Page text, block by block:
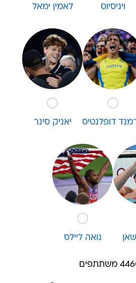
ויניסיוס לאמין ימאל
דופלנטיס יאניק סינר
נואה ליילס